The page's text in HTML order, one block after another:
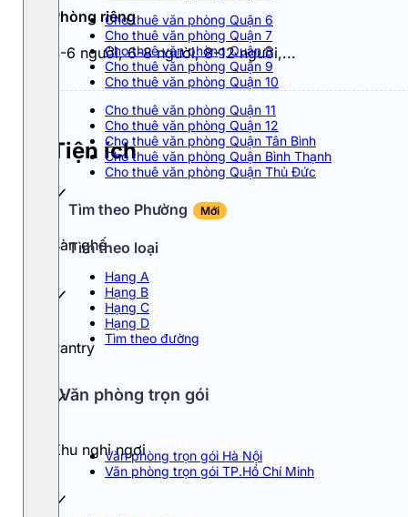
Cho thuê văn phòng Quận 6
Cho thuê văn phòng Quận 7
Cho thuê văn phòng Quận 8
Cho thuê văn phòng Quận 9
Cho thuê văn phòng Quận 10
Cho thuê văn phòng Quận 11
Cho thuê văn phòng Quận 12
Cho thuê văn phòng Quận Tân Bình
Cho thuê văn phòng Quận Bình Thạnh
Cho thuê văn phòng Quận Thủ Đức
Tìm theo Phường Mới
Tìm theo loại
Hang A
Hạng B
Hạng C
Hạng D
Tìm theo đường
Văn phòng trọn gói
Văn phòng trọn gói Hà Nội
Văn phòng trọn gói TP.Hồ Chí Minh
Phòng riêng
4-6 người, 6-8 người, 8-12 người,...
Tiện ích
Bàn ghế
Pantry
Khu nghỉ ngơi